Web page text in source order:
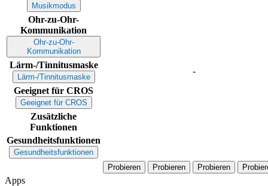
Musikmodus
Ohr-zu-Ohr-
Kommunikation
Ohr-zu-Ohr-
Kommunikation
Lärm-/Tinnitusmaske
Lärm-/Tinnitusmaske
-
Geeignet für CROS
Geeignet für CROS
Zusätzliche
Funktionen
Gesundheitsfunktionen
Gesundheitsfunktionen
Probieren
Probieren Probieren
Apps